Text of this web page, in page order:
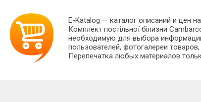
E-Katalog — каталог описаний и цен
Комплект постільної білизни
необходимую для выбора
пользователей, фотогалереи
Перепечатка любых материалов